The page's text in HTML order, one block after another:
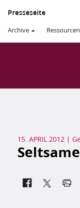
Presseseite
Archive Ressourcen
15. APRIL 2012|